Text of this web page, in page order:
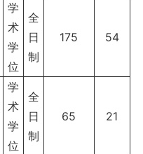
学
术
学
位
全
日
制
175 54
学
术
学
位
全
日
制
65 21